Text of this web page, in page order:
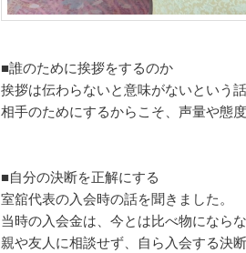
■誰のために挨拶をするのか
挨拶は伝わらないと意味がないという話
相手のためにするからこそ、声量や態
■自分の決断を正解にする
室舘代表の入会時の話を聞きました。
当時の入会金は、今とは比べ物にならな
親や友人に相談せず、自ら入会する決